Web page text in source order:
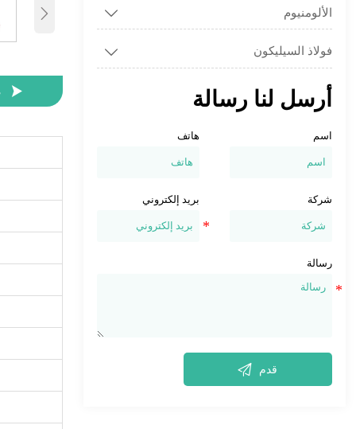
الألومنيوم 
فولاذ السيليكون 
أرسل لنا رسالة
اسم هاتف
شركة بريد إلكتروني
رسالة
قدم 

